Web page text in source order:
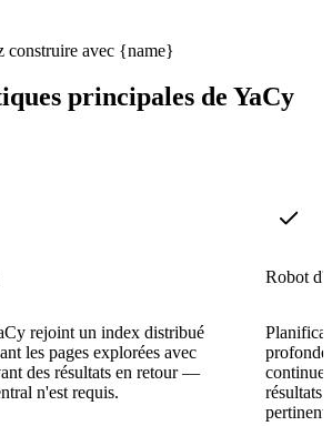
principales de YaCy
rejoint un index distribué
les pages explorées avec
des résultats en retour —
n'est requis.
Robot
résultats